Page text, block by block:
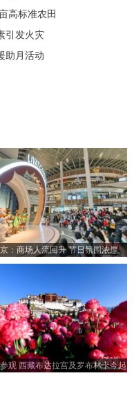
高标准农田
引发火灾
助月活动
：商场人流回升 节日氛围浓厚
观 西藏布达拉宫及罗布林卡今起